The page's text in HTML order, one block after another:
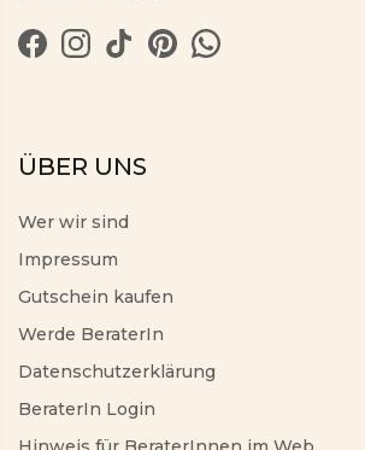
ÜBER UNS
Wer wir sind
Impressum
Gutschein kaufen
Werde BeraterIn
Datenschutzerklärung
BeraterIn Login